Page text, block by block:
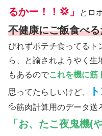
るかー！！💢」
とロ
不健康にご飯食べ
びれずポテチ食ってるト
ら、と諭されようやく生
もあるのでこれを機に筋
思ってたらしいけど、
💦筋肉計算用のデータ送
「お、たこ夜鬼機(